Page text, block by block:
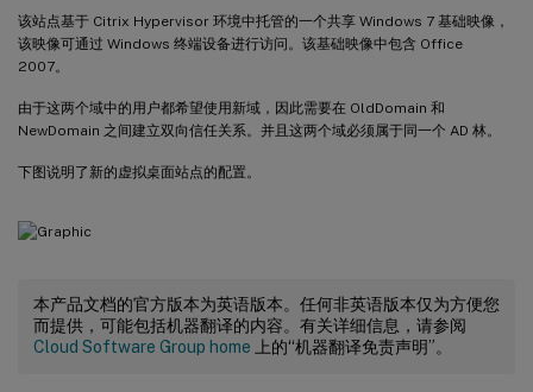
该站点基于 Citrix Hypervisor 环境中托管的一个共享 Windows 7 基础映像，
该映像可通过 Windows 终端设备进行访问。该基础映像中包含 Office
2007。
由于这两个域中的用户都希望使用新域，因此需要在 OldDomain 和
NewDomain 之间建立双向信任关系。并且这两个域必须属于同一个 AD 林。
下图说明了新的虚拟桌面站点的配置。
本产品文档的官方版本为英语版本。任何非英语版本仅为方便您
而提供，可能包括机器翻译的内容。有关详细信息，请参阅
Cloud Software Group home 上的“机器翻译免责声明”。